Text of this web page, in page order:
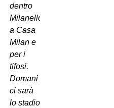
dentro
Milanello,
a Casa
Milan e
per i
tifosi.
Domani
ci sarà
lo stadio